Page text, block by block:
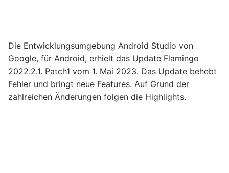
Die Entwicklungsumgebung Android Studio von
Google, für Android, erhielt das Update Flamingo
2022.2.1. Patch1 vom 1. Mai 2023. Das Update behebt
Fehler und bringt neue Features. Auf Grund der
zahlreichen Änderungen folgen die Highlights.